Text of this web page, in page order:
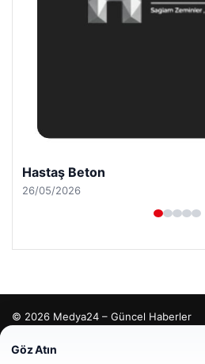
Hastaş Beton
26/05/2026
© 2026 Medya24 – Güncel Haberler
Göz Atın